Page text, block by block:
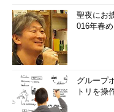
聖夜にお
016年春
グループ
トリを操